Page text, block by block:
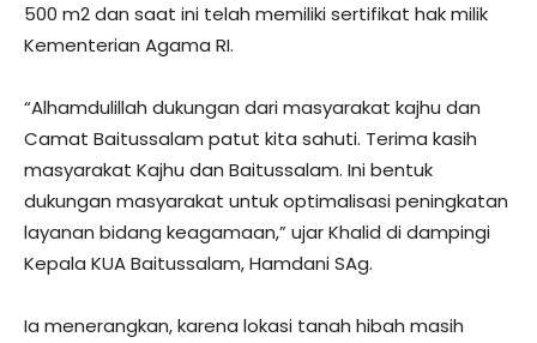
500 m2 dan saat ini telah memiliki sertifikat hak milik
Kementerian Agama RI.
“Alhamdulillah dukungan dari masyarakat kajhu dan
Camat Baitussalam patut kita sahuti. Terima kasih
masyarakat Kajhu dan Baitussalam. Ini bentuk
dukungan masyarakat untuk optimalisasi peningkatan
layanan bidang keagamaan,” ujar Khalid di dampingi
Kepala KUA Baitussalam, Hamdani SAg.
Ia menerangkan, karena lokasi tanah hibah masih